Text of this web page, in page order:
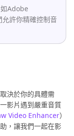
Adobe
許你精確控制音
決於你的具體需
影片遇到嚴重音質
Video Enhancer）
，讓我們一起在影